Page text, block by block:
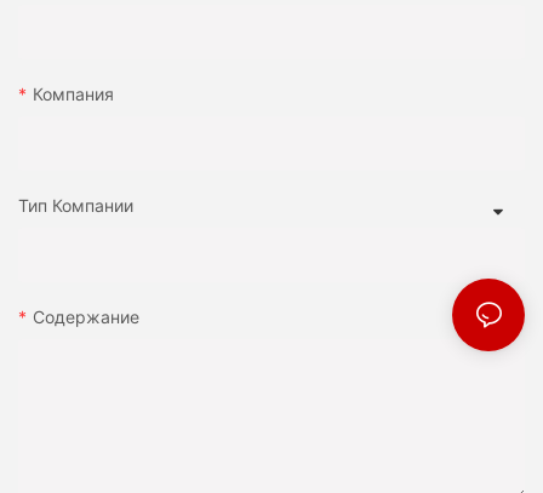
Компания
Тип Компании
Содержание